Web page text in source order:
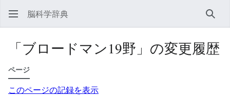
脳科学辞典 検索
「ブロードマン19野」の変更履歴
ページ
このページの記録を表示